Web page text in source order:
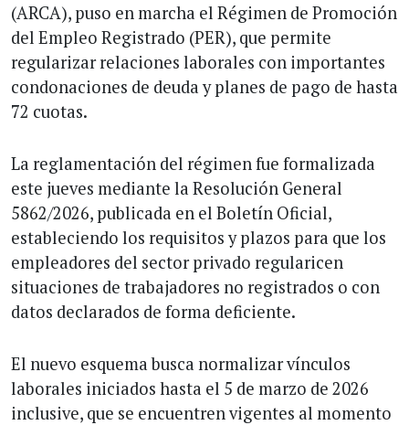
(ARCA), puso en marcha el Régimen de Promoción
del Empleo Registrado (PER), que permite
regularizar relaciones laborales con importantes
condonaciones de deuda y planes de pago de hasta
72 cuotas.
La reglamentación del régimen fue formalizada
este jueves mediante la Resolución General
5862/2026, publicada en el Boletín Oficial,
estableciendo los requisitos y plazos para que los
empleadores del sector privado regularicen
situaciones de trabajadores no registrados o con
datos declarados de forma deficiente.
El nuevo esquema busca normalizar vínculos
laborales iniciados hasta el 5 de marzo de 2026
inclusive, que se encuentren vigentes al momento